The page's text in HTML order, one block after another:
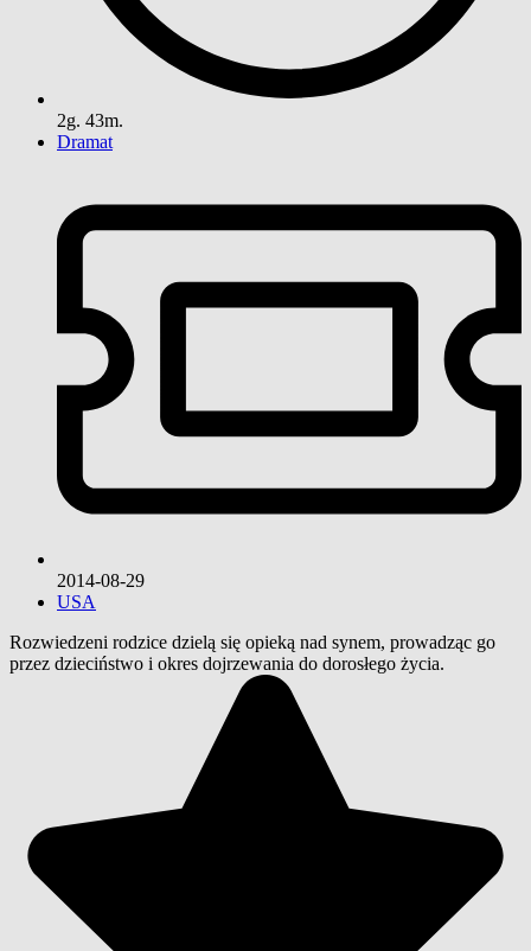
2g. 43m.
Dramat
2014-08-29
USA
Rozwiedzeni rodzice dzielą się opieką nad synem, prowadząc go
przez dzieciństwo i okres dojrzewania do dorosłego życia.